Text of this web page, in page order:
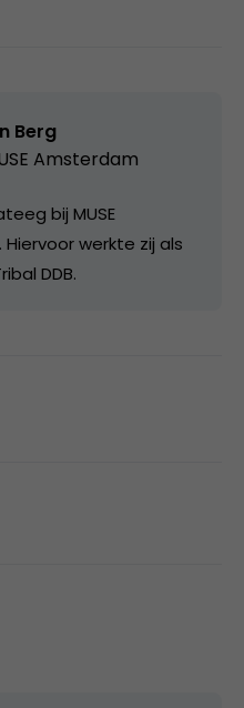
Berg
Amsterdam
bij MUSE
werkte zij als
DDB.